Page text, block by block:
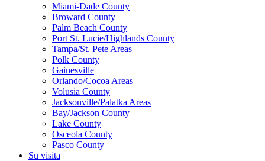
Miami-Dade County
Broward County
Palm Beach County
Port St. Lucie/Highlands County
Tampa/St. Pete Areas
Polk County
Gainesville
Orlando/Cocoa Areas
Volusia County
Jacksonville/Palatka Areas
Bay/Jackson County
Lake County
Osceola County
Pasco County
Su visita